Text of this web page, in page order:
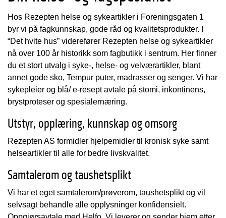
Hos Rezepten helse og sykeartikler i Foreningsgaten 1
byr vi på fagkunnskap, gode råd og kvalitetsprodukter. I
“Det hvite hus” viderefører Rezepten helse og sykeartikler
nå over 100 år historikk som fagbutikk i sentrum. Her finner
du et stort utvalg i syke-, helse- og velværartikler, blant
annet gode sko, Tempur puter, madrasser og senger. Vi har
sykepleier og blå/ e-resept avtale på stomi, inkontinens,
brystproteser og spesialernæring.
Utstyr, opplæring, kunnskap og omsorg
Rezepten AS formidler hjelpemidler til kronisk syke samt
helseartikler til alle for bedre livskvalitet.
Samtalerom og taushetsplikt
Vi har et eget samtalerom/prøverom, taushetsplikt og vil
selvsagt behandle alle opplysninger konfidensielt.